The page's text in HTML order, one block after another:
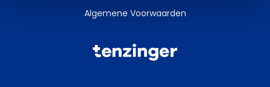
Algemene Voorwaarden
Tenzinger